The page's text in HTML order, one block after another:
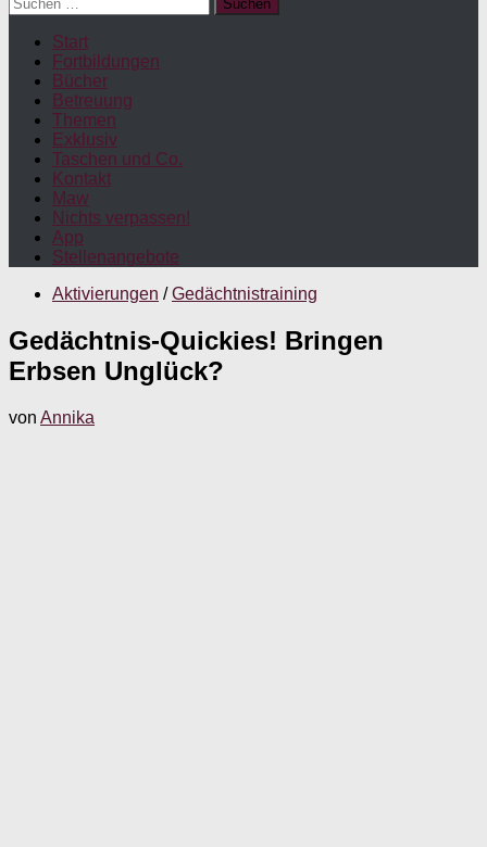
nach:
Start
Fortbildungen
Bücher
Betreuung
Themen
Exklusiv
Taschen und Co.
Kontakt
Maw
Nichts verpassen!
App
Stellenangebote
Aktivierungen / Gedächtnistraining
Gedächtnis-Quickies! Bringen
Erbsen Unglück?
von Annika